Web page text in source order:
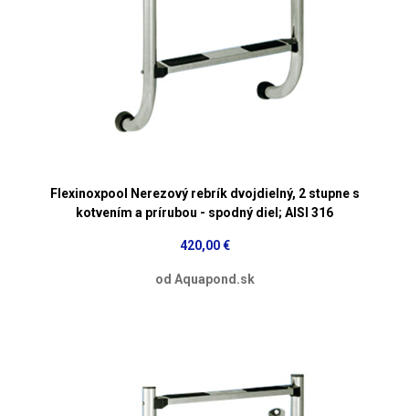
Flexinoxpool Nerezový rebrík dvojdielný, 2 stupne s
kotvením a prírubou - spodný diel; AISI 316
420,00 €
od Aquapond.sk